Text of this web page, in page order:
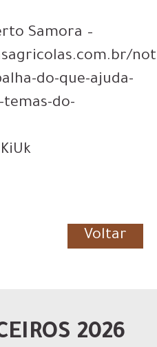
Samora –
do-que-ajuda-
temas-do-
Voltar
2026